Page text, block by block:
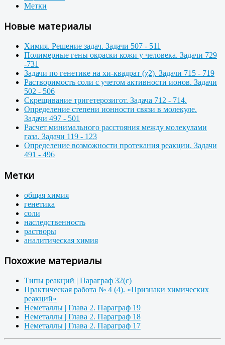
Метки
Новые материалы
Химия. Решение задач. Задачи 507 - 511
Полимерные гены окраски кожи у человека. Задачи 729
-731
Задачи по генетике на хи-квадрат (χ2). Задачи 715 - 719
Растворимость соли с учетом активности ионов. Задачи
502 - 506
Скрещивание тригетерозигот. Задача 712 - 714.
Определение степени ионности связи в молекуле.
Задачи 497 - 501
Расчет минимального расстояния между молекулами
газа. Задачи 119 - 123
Определение возможности протекания реакции. Задачи
491 - 496
Метки
общая химия
генетика
соли
наследственность
растворы
аналитическая химия
Похожие материалы
Типы реакций | Параграф 32(с)
Практическая работа № 4 (4). «Признаки химических
реакций»
Неметаллы | Глава 2. Параграф 19
Неметаллы | Глава 2. Параграф 18
Неметаллы | Глава 2. Параграф 17